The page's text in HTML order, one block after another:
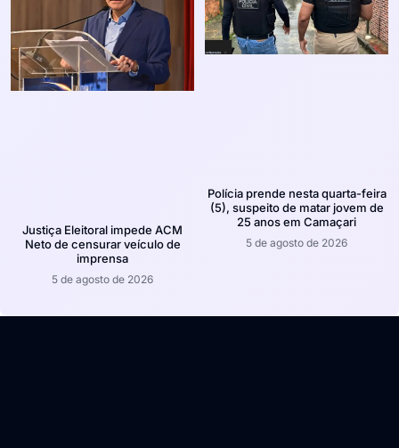
Justiça Eleitoral impede ACM
Neto de censurar veículo de
imprensa
5 de agosto de 2026
Polícia prende nesta quarta-feira
(5), suspeito de matar jovem de
25 anos em Camaçari
5 de agosto de 2026